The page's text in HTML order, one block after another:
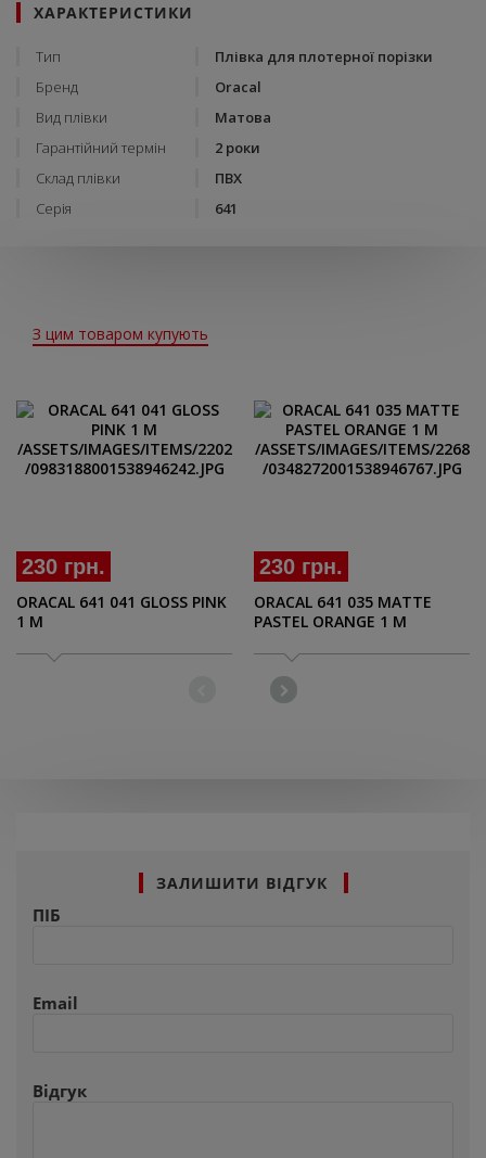
ХАРАКТЕРИСТИКИ
Тип
Плівка для плотерної порізки
Бренд
Oracal
Вид плівки
Матова
Гарантійний термін
2 роки
Склад плівки
ПВХ
Серія
641
З цим товаром купують
230 грн.
ORACAL 641 041 GLOSS PINK
1 M
230 грн.
ORACAL 641 035 MATTE
PASTEL ORANGE 1 M
ЗАЛИШИТИ ВІДГУК
ПІБ
Email
Відгук